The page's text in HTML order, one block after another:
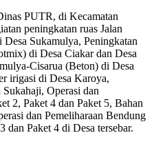
PUTR, di Kecamatan
peningkatan ruas Jalan
Sukamulya, Peningkatan
di Desa Ciakar dan Desa
Cisarua (Beton) di Desa
irigasi di Desa Karoya,
Operasi dan
2, Paket 4 dan Paket 5, Bahan
dan Pemeliharaan Bendung
dan Paket 4 di Desa tersebar.